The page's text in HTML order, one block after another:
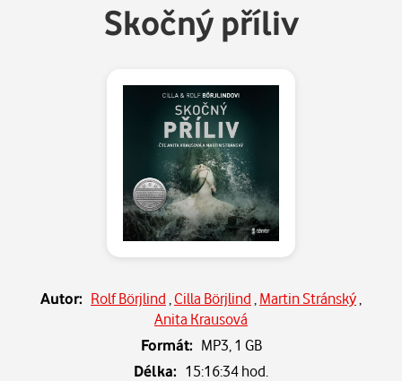
Skočný příliv
Autor: Rolf Börjlind Cilla Börjlind Martin Stránský
Anita Krausová
Formát: MP3, 1 GB
Délka: 15:16:34 hod.